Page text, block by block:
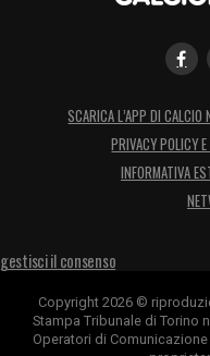
SCARICA L’APP DI CALCIO
PRIVACY POLICY
INFORMATIVA
gestisci il consenso
Copyright 2026 ©
Stampa Tribunale di Torino
Operatori di Comunicazione